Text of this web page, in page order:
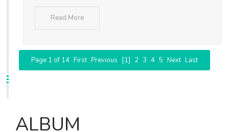
Read More
Page 1 of 14 First Previous [1] 2 3 4 5 Next Last
ALBUM